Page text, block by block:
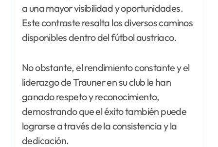
a una mayor visibilidad y oportunidades.
Este contraste resalta los diversos caminos
disponibles dentro del fútbol austriaco.
No obstante, el rendimiento constante y el
liderazgo de Trauner en su club le han
ganado respeto y reconocimiento,
demostrando que el éxito también puede
lograrse a través de la consistencia y la
dedicación.